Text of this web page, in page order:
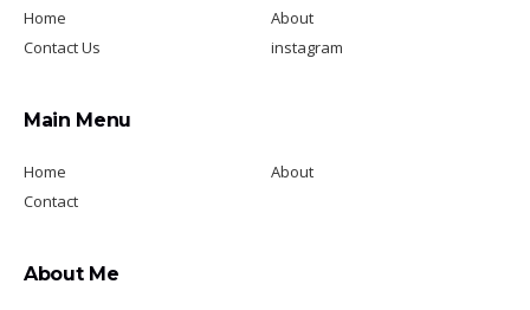
Home
About
Contact Us
instagram
Main Menu
Home
About
Contact
About Me